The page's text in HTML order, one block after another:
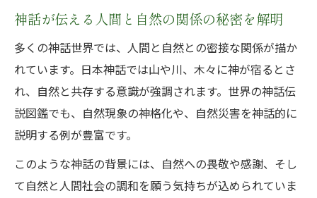
神話が伝える人間と自然の関係の秘密を解明
多くの神話世界では、人間と自然との密接な関係が描か
れています。日本神話では山や川、木々に神が宿るとさ
れ、自然と共存する意識が強調されます。世界の神話伝
説図鑑でも、自然現象の神格化や、自然災害を神話的に
説明する例が豊富です。
このような神話の背景には、自然への畏敬や感謝、そし
て自然と人間社会の調和を願う気持ちが込められていま